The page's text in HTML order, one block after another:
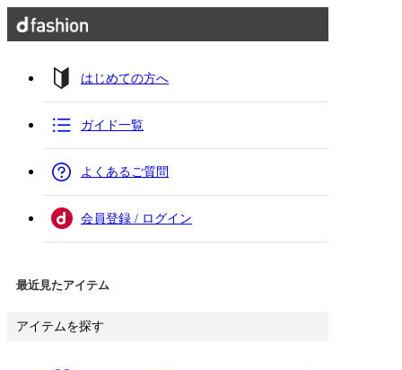
はじめての方へ
ガイド一覧
よくあるご質問
会員登録 / ログイン
最近見たアイテム
アイテムを探す